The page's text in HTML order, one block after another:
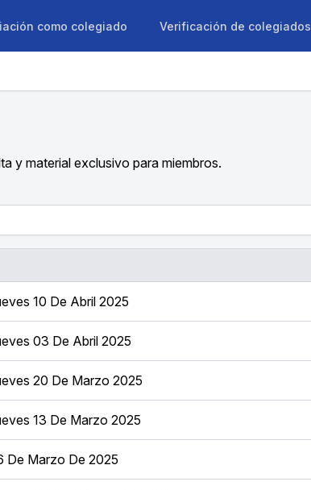
como colegiado Verificación de colegiados
y material exclusivo para miembros.
10 De Abril 2025
03 De Abril 2025
20 De Marzo 2025
13 De Marzo 2025
De Marzo De 2025